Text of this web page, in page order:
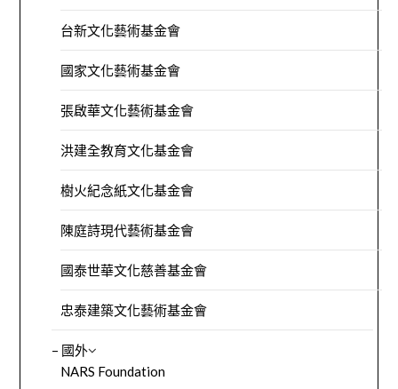
台新文化藝術基金會
國家文化藝術基金會
張啟華文化藝術基金會
洪建全教育文化基金會
樹火紀念紙文化基金會
陳庭詩現代藝術基金會
國泰世華文化慈善基金會
忠泰建築文化藝術基金會
– 國外
NARS Foundation